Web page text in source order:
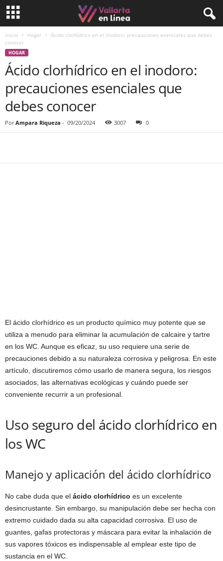
Inicio Hogar
Ácido clorhídrico en el inodoro: precauciones esenciales que debes
conocer
HOGAR
Ácido clorhídrico en el inodoro:
precauciones esenciales que
debes conocer
Por Ampara Riqueza - 09/20/2024 3007 0
El ácido clorhídrico es un producto químico muy potente que se
utiliza a menudo para eliminar la acumulación de calcaire y tartre
en los WC. Aunque es eficaz, su uso requiere una serie de
precauciones debido a su naturaleza corrosiva y peligrosa. En este
artículo, discutiremos cómo usarlo de manera segura, los riesgos
asociados, las alternativas ecológicas y cuándo puede ser
conveniente recurrir a un profesional.
Uso seguro del ácido clorhídrico en
los WC
Manejo y aplicación del ácido clorhídrico
No cabe duda que el ácido clorhídrico es un excelente
desincrustante. Sin embargo, su manipulación debe ser hecha con
extremo cuidado dada su alta capacidad corrosiva. El uso de
guantes, gafas protectoras y máscara para evitar la inhalación de
sus vapores tóxicos es indispensable al emplear este tipo de
sustancia en el WC.